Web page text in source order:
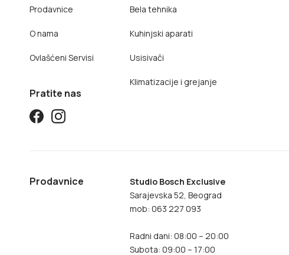
Prodavnice
O nama
Ovlašćeni Servisi
Pratite nas
Bela tehnika
Kuhinjski aparati
Usisivači
Klimatizacije i grejanje
Prodavnice
Studio Bosch Exclusive
Sarajevska 52, Beograd
mob: 063 227 093
Radni dani: 08:00 – 20:00
Subota: 09:00 – 17:00